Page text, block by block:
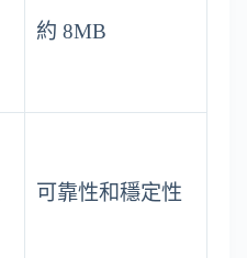
約 8MB
可靠性和穩定性